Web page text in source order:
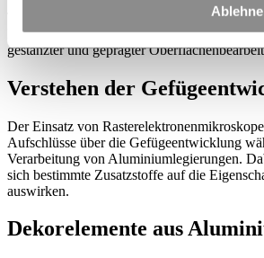
Türverkleidungen, für Türgriffe,
Kabine an. Sie haben die Auswahl
gestanzter und geprägter
Verstehen der
Der Einsatz von
Aufschlüsse über die Gefügeentwicklung
Verarbeitung von Aluminiumlegierungen.
sich bestimmte Zusatzstoffe auf die
auswirken.
Dekorelemente aus